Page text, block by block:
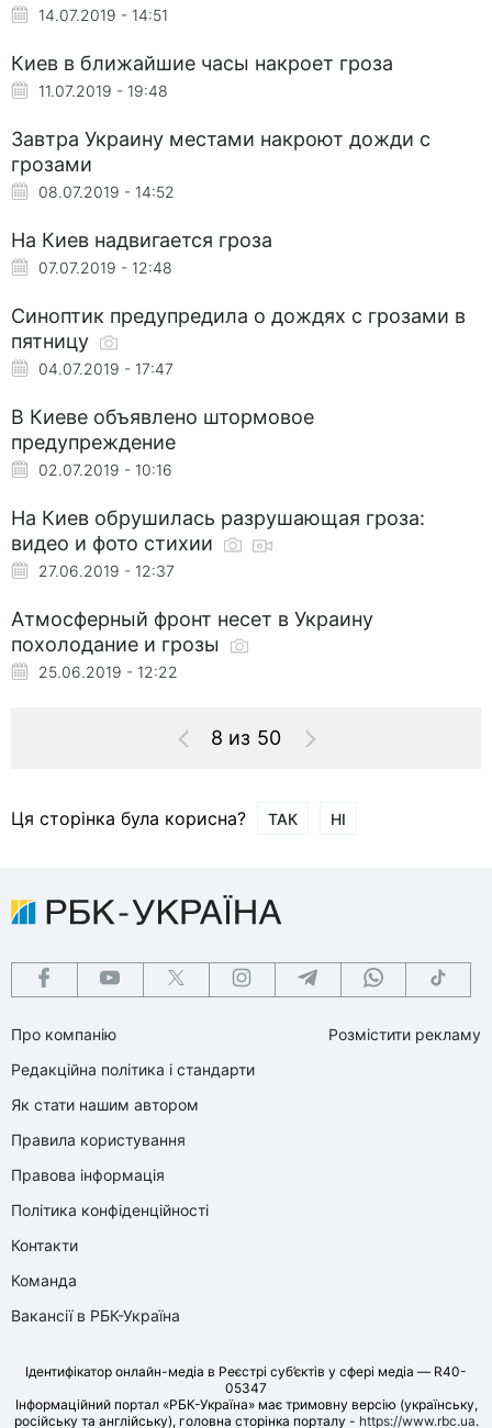
14.07.2019 - 14:51
Киев в ближайшие часы накроет гроза
11.07.2019 - 19:48
Завтра Украину местами накроют дожди с
грозами
08.07.2019 - 14:52
На Киев надвигается гроза
07.07.2019 - 12:48
Синоптик предупредила о дождях с грозами в
пятницу
04.07.2019 - 17:47
В Киеве объявлено штормовое
предупреждение
02.07.2019 - 10:16
На Киев обрушилась разрушающая гроза:
видео и фото стихии
27.06.2019 - 12:37
Атмосферный фронт несет в Украину
похолодание и грозы
25.06.2019 - 12:22
8 из 50
Ця сторінка була корисна? ТАК НІ
Про компанію
Редакційна політика і стандарти
Як стати нашим автором
Правила користування
Правова інформація
Політика конфіденційності
Контакти
Команда
Вакансії в РБК-Україна
Розмістити рекламу
Ідентифікатор онлайн-медіа в Реєстрі суб’єктів у сфері медіа — R40-
05347
Інформаційний портал «РБК-Україна» має тримовну версію (українську,
російську та англійську), головна сторінка порталу - https://www.rbc.ua.